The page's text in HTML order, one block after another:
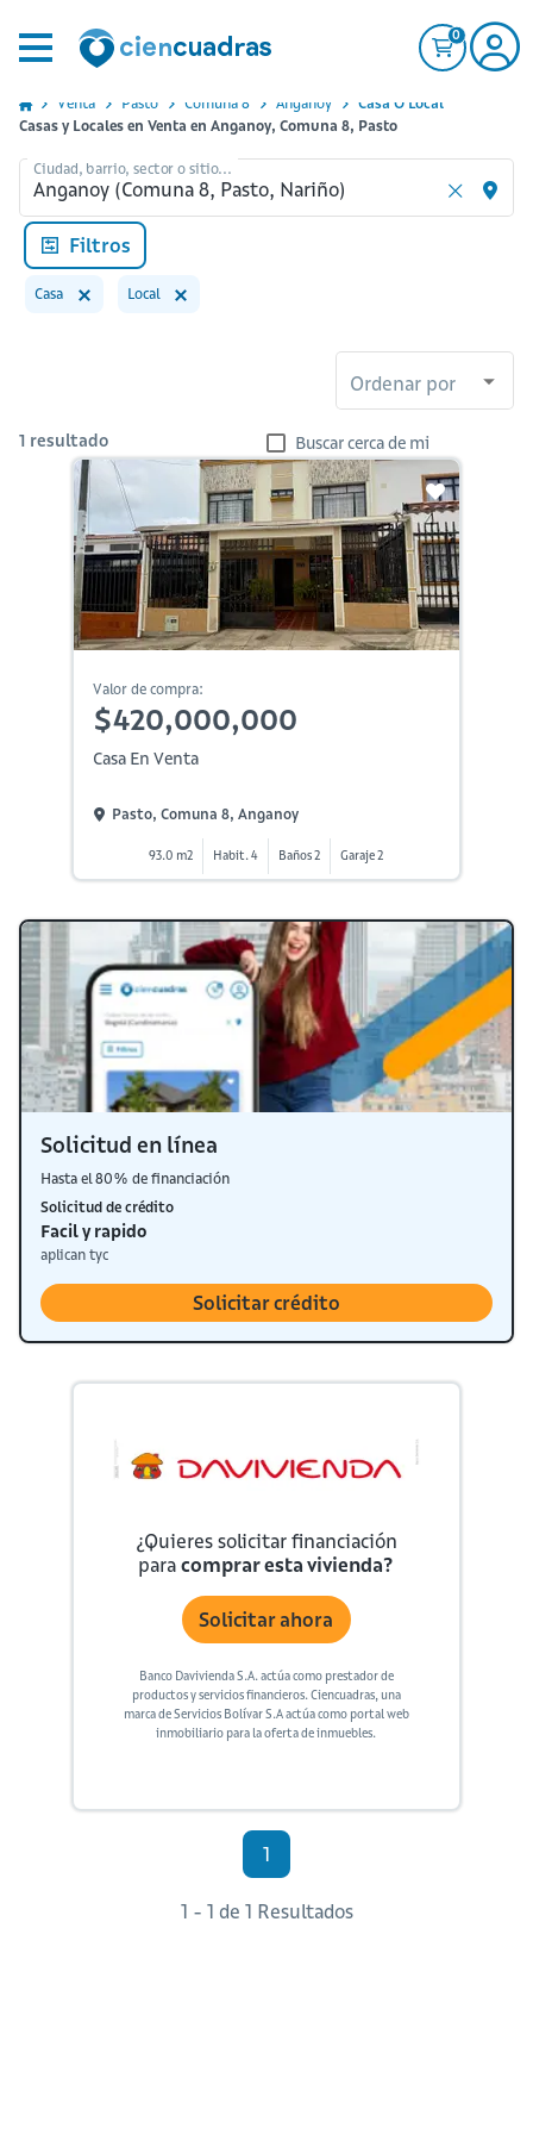
0
Venta Pasto Comuna 8 Anganoy
Casa O Local
Casas y Locales en Venta en Anganoy, Comuna 8, Pasto
Ciudad, barrio, sector o sitio...
Filtros
Casa Local
Ordenar por
1 resultado Buscar cerca de mi
Valor de compra:
$420,000,000
Casa En Venta
Pasto, Comuna 8, Anganoy
93.0 m2 Habit. 4 Baños 2 Garaje 2
Solicitud en línea
Hasta el 80% de financiación
Solicitud de crédito
Facil y rapido
aplican tyc
Solicitar crédito
¿Quieres solicitar financiación
paracomprar esta vivienda?
Solicitar ahora
Banco Davivienda S.A. actúa como prestador de
productos y servicios financieros. Ciencuadras, una
marca de Servicios Bolívar S.A actúa como portal web
inmobiliario para la oferta de inmuebles.
1
1 - 1 de 1 Resultados